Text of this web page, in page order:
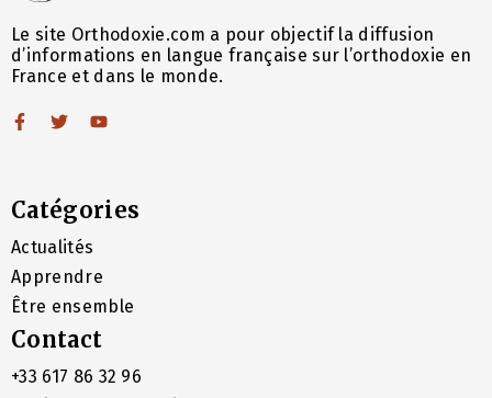
Le site Orthodoxie.com a pour objectif la diffusion
d’informations en langue française sur l’orthodoxie en
France et dans le monde.
Catégories
Actualités
Apprendre
Être ensemble
Contact
+33 617 86 32 96